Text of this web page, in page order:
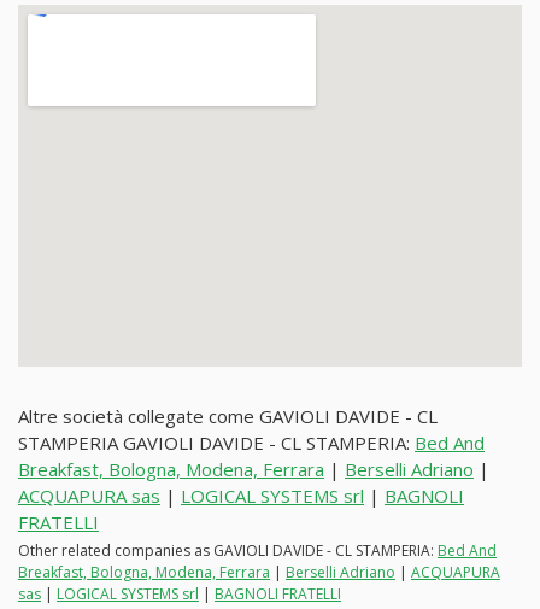
Altre società collegate come GAVIOLI DAVIDE - CL
STAMPERIA GAVIOLI DAVIDE - CL STAMPERIA: Bed And
Breakfast, Bologna, Modena, Ferrara | Berselli Adriano |
ACQUAPURA sas | LOGICAL SYSTEMS srl | BAGNOLI
FRATELLI
Other related companies as GAVIOLI DAVIDE - CL STAMPERIA: Bed And
Breakfast, Bologna, Modena, Ferrara | Berselli Adriano | ACQUAPURA
sas | LOGICAL SYSTEMS srl | BAGNOLI FRATELLI